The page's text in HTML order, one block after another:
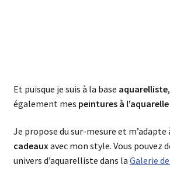
Et puisque je suis à la base aquarelliste
également mes peintures à l’aquarelle
Je propose du sur-mesure et m’adapte
cadeauxavec mon style. Vous pouvez
univers d’aquarelliste dans la Galerie